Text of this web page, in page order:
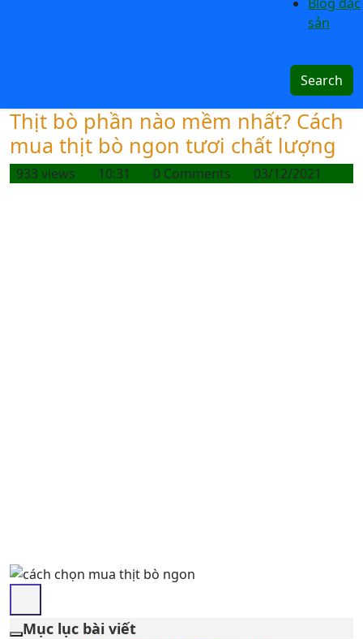
sản
Thịt bò phần nào mềm nhất? Cách
mua thịt bò ngon tươi chất lượng
933 views 10:31 0 Comments 03/12/2021
Mục lục bài viết